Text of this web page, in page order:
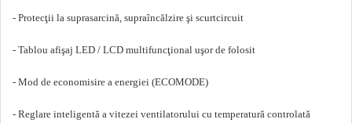
- Protecţii la suprasarcină, supraîncălzire şi scurtcircuit
- Tablou afişaj LED / LCD multifuncţional uşor de folosit
- Mod de economisire a energiei (ECOMODE)
- Reglare inteligentă a vitezei ventilatorului cu temperatură controlată